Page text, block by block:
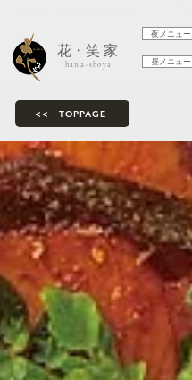
​花・笑 家
hana-shoya 昼メニュー
夜メニュー
<< TOPPAGE